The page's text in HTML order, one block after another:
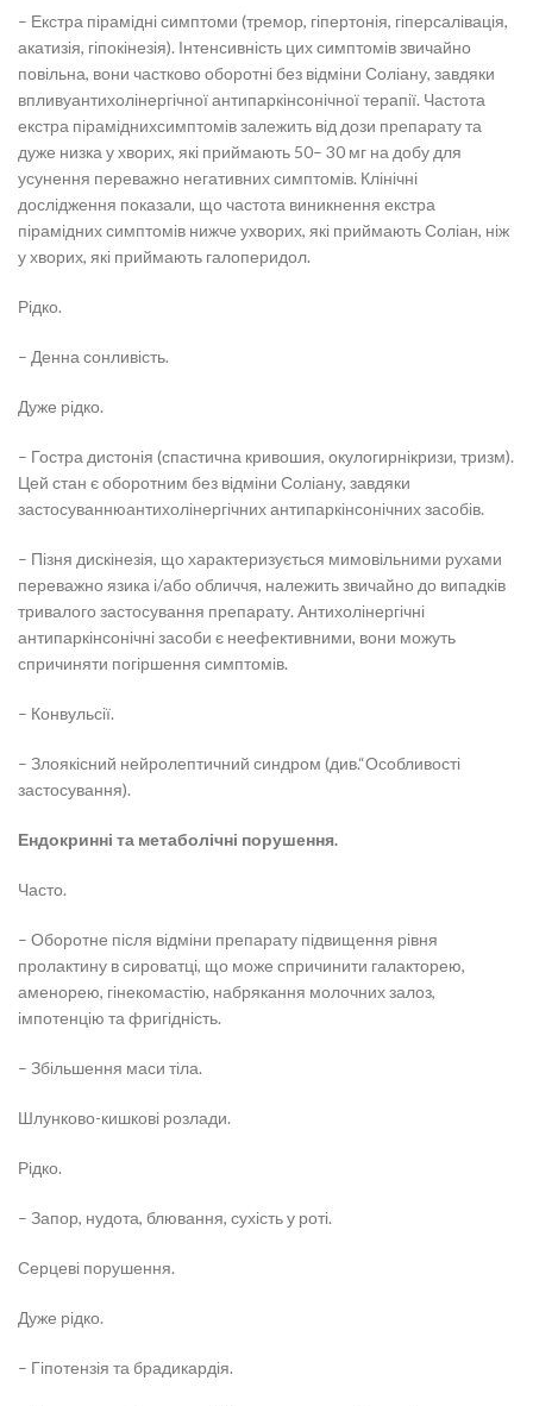
– Екстра пірамідні симптоми (тремор, гіпертонія, гіперсалівація,
акатизія, гіпокінезія). Інтенсивність цих симптомів звичайно
повільна, вони частково оборотні без відміни Соліану, завдяки
впливуантихолінергічної антипаркінсонічної терапії. Частота
екстра піраміднихсимптомів залежить від дози препарату та
дуже низка у хворих, які приймають 50– 30 мг на добу для
усунення переважно негативних симптомів. Клінічні
дослідження показали, що частота виникнення екстра
пірамідних симптомів нижче ухворих, які приймають Соліан, ніж
у хворих, які приймають галоперидол.
Рідко.
– Денна сонливість.
Дуже рідко.
– Гостра дистонія (спастична кривошия, окулогирнікризи, тризм).
Цей стан є оборотним без відміни Соліану, завдяки
застосуваннюантихолінергічних антипаркінсонічних засобів.
– Пізня дискінезія, що характеризується мимовільними рухами
переважно язика і/або обличчя, належить звичайно до випадків
тривалого застосування препарату. Антихолінергічні
антипаркінсонічні засоби є неефективними, вони можуть
спричиняти погіршення симптомів.
– Конвульсії.
– Злоякісний нейролептичний синдром (див.“Особливості
застосування).
Ендокринні та метаболічні порушення.
Часто.
– Оборотне після відміни препарату підвищення рівня
пролактину в сироватці, що може спричинити галакторею,
аменорею, гінекомастію, набрякання молочних залоз,
імпотенцію та фригідність.
– Збільшення маси тіла.
Шлунково-кишкові розлади.
Рідко.
– Запор, нудота, блювання, сухість у роті.
Серцеві порушення.
Дуже рідко.
– Гіпотензія та брадикардія.